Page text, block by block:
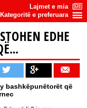
Lajmet e mia
Kategoritë e preferuara
EDHE
bashkëpunëtorët që